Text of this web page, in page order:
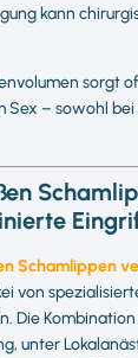
kann
sorgt
Sex – sowohl bei
Schamlippen
von
Die
unter